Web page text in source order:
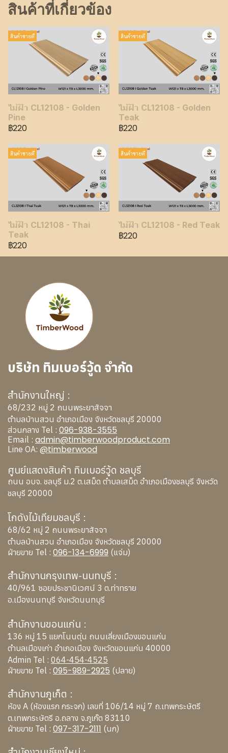
สินค้าที่เกี่ยวข้อง
สินค้าขายดี
ไม้ฝ้า CL12108 - Golden
Pine
฿220
สินค้าขายดี
ไม้ฝ้า CL12108 - Golden
Teak
฿220
สินค้าขายดี
ไม้ฝ้า CL12108 - Thai
Teak
฿220
สินค้าขายดี
ไม้ฝ้า CL12108 - Red Teak
฿220
บริษัท ทิมเบอร์วู้ด จำกัด
สำนักงานใหญ่ :
68/232 หมู่ 2 ถนนพระยาสัจจา
ตำบลบ้านสวน อำเภอเมือง จังหวัดชลบุรี 20000
ส่วนกลาง Tel : 096-938-3555
Email : admin@timberwoodproduct.com
Line OA: @timberwood
ศูนย์แสดงสินค้า ทิมเบอร์วู้ด ชลบุรี
ถนน อบจ. ชลบุรี ม.2 ต.เสม็ด ตำบลเสม็ด อำเภอเมืองชลบุรี จังหวัด
ชลบุรี 20000
โกดังไม้เทียมชลบุรี :
68/62 หมู่ 2 ถนนพระยาสัจจา
ตำบลบ้านสวน อำเภอเมือง จังหวัดชลบุรี 20000
ฝ่ายขาย Tel : 096-134-6999 (แจ่ม)
สำนักงานกรุงเทพ-นนทบุรี :
40/961 ซอยประชานิเวศน์ 3 ต.ท่าทราย
อ.เมืองนนทบุรี จังหวัดนนทบุรี
สำนักงานขอนแก่น :
136 หมู่ 15 แยกโนนตุ่น ถนนเลี่ยงเมืองขอนแก่น
ตำบลเมืองเก่า อำเภอเมือง จังหวัดขอนแก่น 40000
Admin Tel : 064-454-4525
ฝ่ายขาย Tel : 095-989-2925 (ปลาย)
สำนักงานภูเก็ต :
ห้อง A (ห้องแรก กระจก) เลขที่ 106/14 หมู่ 7 ถ.เทพกระษัตรี
ต.เทพกระษัตรี อ.ถลาง จ.ภูเก๊ต 83110
ฝ่ายขาย Tel : 097-317-2111 (นก)